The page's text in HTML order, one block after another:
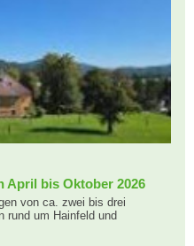
April bis Oktober 2026
von ca. zwei bis drei
rund um Hainfeld und